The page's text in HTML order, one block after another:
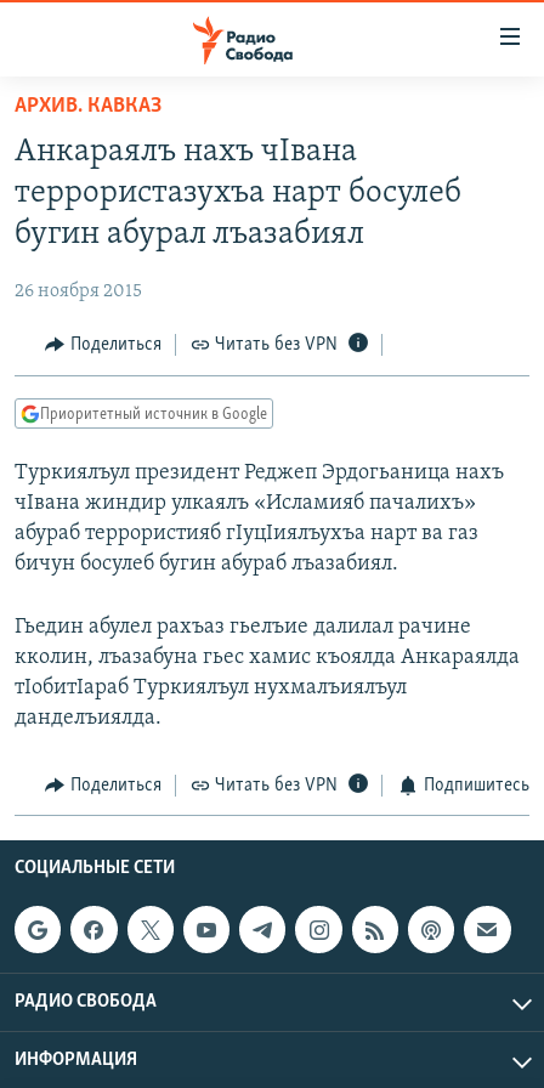
упрощенного
доступа
основному
Вернутся
Вернутся
поиску
ПОДКАСТЫ
АВТОРСКИЕ ПРОЕКТЫ
МНЕНИЯ
КУЛЬТУРА
КАВКАЗ.РЕАЛИИ
СЕВЕР.РЕАЛИИ
СИБИРЬ.РЕАЛИИ
РАСПИСАНИЕ ВЕЩАНИЯ
ПОДПИШИТЕСЬ НА РАССЫЛКУ
СОЦИАЛЬНЫЕ СЕТИ
Все сайты РСЕ/РС
АРХИВ. КАВКАЗ
Анкараялъ нахъ чIвана
террористазухъа нарт босулеб
бугин абурал лъазабиял
26 ноября 2015
Поделиться Читать без VPN
Приоритетный источник в Google
Туркиялъул президент Реджеп Эрдогьаница нахъ
чIвана жиндир улкаялъ «Исламияб пачалихъ»
абураб террористияб гIуцIиялъухъа нарт ва газ
бичун босулеб бугин абураб лъазабиял.
Гьедин абулел рахъаз гьелъие далилал рачине
кколин, лъазабуна гьес хамис къоялда Анкараялда
тIобитIараб Туркиялъул нухмалъиялъул
данделъиялда.
Поделиться Читать без VPN Подпишитесь
СОЦИАЛЬНЫЕ СЕТИ
РАДИО СВОБОДА
ИНФОРМАЦИЯ